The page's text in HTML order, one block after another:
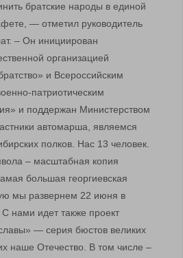
братские народы в единой
— отметил руководитель
– Он инициирован
организацией
и Всероссийским
патриотическим
и поддержан Министерством
автомарша, являемся
полков. Нас 13 человек.
– масштабная копия
большая георгиевская
мы развернем 22 июня в
С нами идет также проект
— серия бюстов великих
наше Отечество. В том числе –